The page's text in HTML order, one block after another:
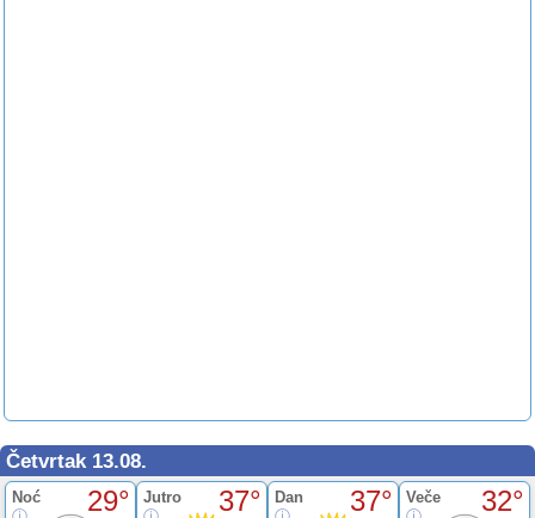
Četvrtak 13.08.
Noć 29° Jutro 37° Dan 37° Veče 32°